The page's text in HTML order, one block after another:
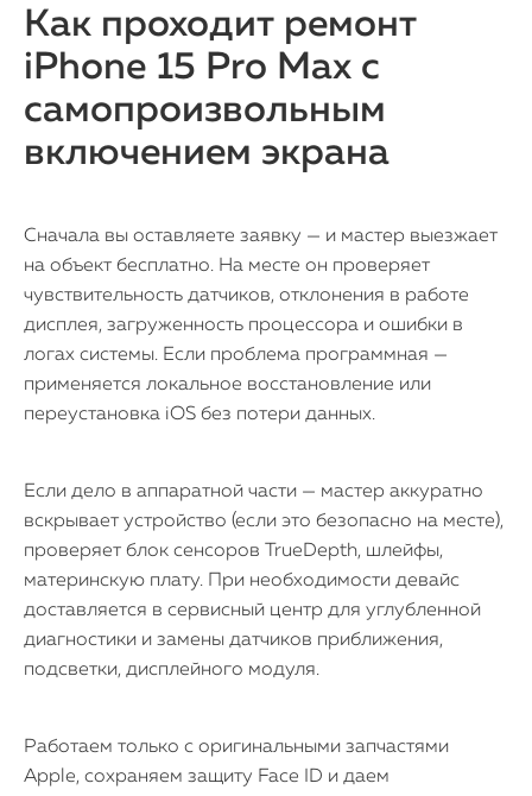
Как проходит ремонт
iPhone 15 Pro Max с
самопроизвольным
включением экрана
Сначала вы оставляете заявку — и мастер выезжает
на объект бесплатно. На месте он проверяет
чувствительность датчиков, отклонения в работе
дисплея, загруженность процессора и ошибки в
логах системы. Если проблема программная —
применяется локальное восстановление или
переустановка iOS без потери данных.
Если дело в аппаратной части — мастер аккуратно
вскрывает устройство (если это безопасно на месте),
проверяет блок сенсоров TrueDepth, шлейфы,
материнскую плату. При необходимости девайс
доставляется в сервисный центр для углубленной
диагностики и замены датчиков приближения,
подсветки, дисплейного модуля.
Работаем только с оригинальными запчастями
Apple, сохраняем защиту Face ID и даем